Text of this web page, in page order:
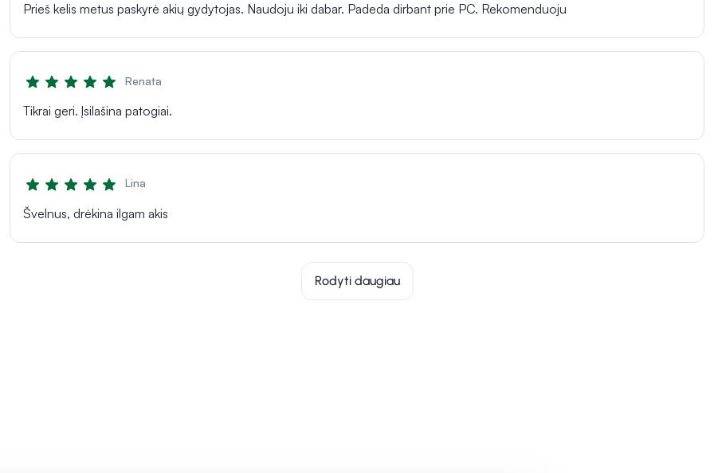
Prieš kelis metus paskyrė akių gydytojas. Naudoju iki dabar. Padeda dirbant prie PC. Rekomenduoju
Renata
Tikrai geri. Įsilašina patogiai.
Lina
Švelnus, drėkina ilgam akis
Rodyti daugiau